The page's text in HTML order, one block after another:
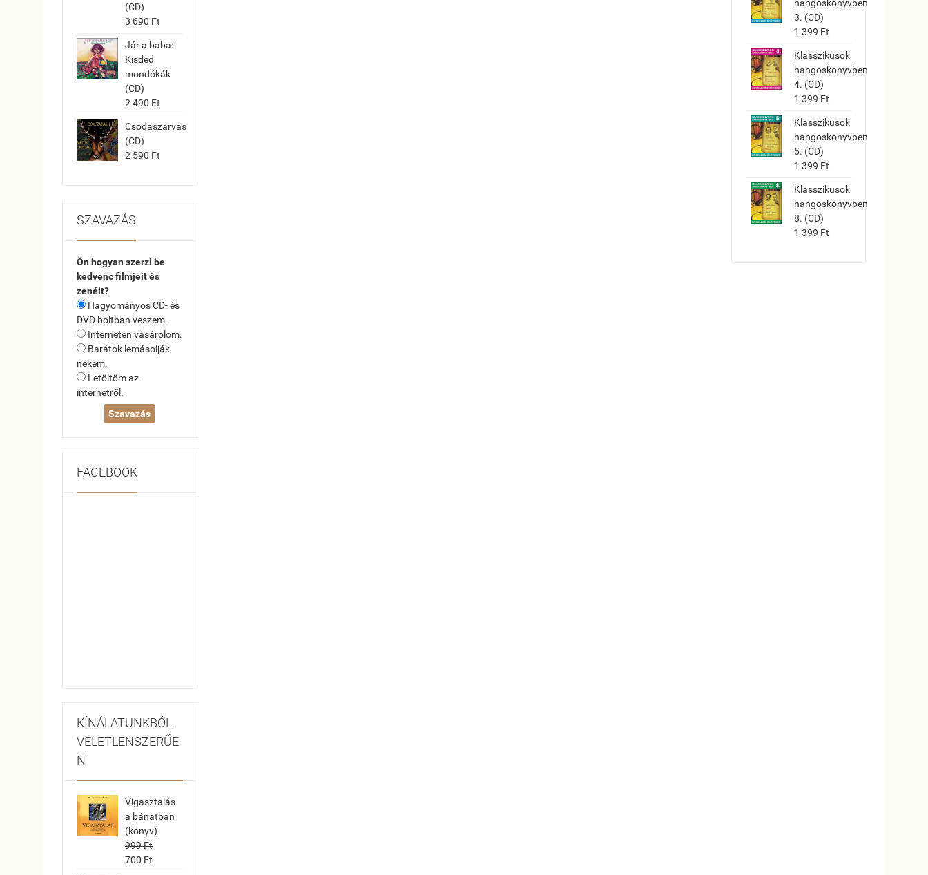
(CD)
3 690 Ft
Jár a baba:
Kisded
mondókák
(CD)
2 490 Ft
Csodaszarvas
(CD)
2 590 Ft
SZAVAZÁS
Ön hogyan szerzi be
kedvenc filmjeit és
zenéit?
Hagyományos CD- és
DVD boltban veszem.
Interneten vásárolom.
Barátok lemásolják
nekem.
Letöltöm az
internetről.
FACEBOOK
KÍNÁLATUNKBÓL
VÉLETLENSZERŰE
N
Vigasztalás
a bánatban
(könyv)
999 Ft
700 Ft
hangoskönyvben
3. (CD)
1 399 Ft
Klasszikusok
hangoskönyvben
4. (CD)
1 399 Ft
Klasszikusok
hangoskönyvben
5. (CD)
1 399 Ft
Klasszikusok
hangoskönyvben
8. (CD)
1 399 Ft